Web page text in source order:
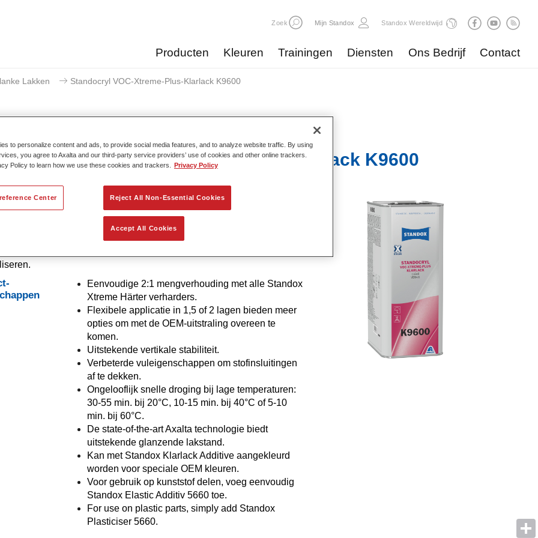
Zoek Mijn Standox Standox Wereldwijd
Producten Kleuren Trainingen Diensten Ons Bedrijf Contact
Lakken Standocryl VOC-Xtreme-Plus-Klarlack K9600
Standocryl VOC-Xtreme-Plus-Klarlack K9600
flexibele applicatie in 1,5 of 2 lagen en de uitstekende vertikale
is Standocryl VOC-Xtreme-Plus Klarlack K9600 eenvoudig aan te
De verbeterde droogeigenschappen bieden schadeherstelbedrijven
Eenvoudige 2:1 mengverhouding met alle Standox
Xtreme Härter verharders.
Flexibele applicatie in 1,5 of 2 lagen bieden meer
opties om met de OEM-uitstraling overeen te
komen.
Uitstekende vertikale stabiliteit.
Verbeterde vuleigenschappen om stofinsluitingen
af te dekken.
Ongelooflijk snelle droging bij lage temperaturen:
30-55 min. bij 20°C, 10-15 min. bij 40°C of 5-10
min. bij 60°C.
De state-of-the-art Axalta technologie biedt
uitstekende glanzende lakstand.
Kan met Standox Klarlack Additive aangekleurd
worden voor speciale OEM kleuren.
Voor gebruik op kunststof delen, voeg eenvoudig
Standox Elastic Additiv 5660 toe.
For use on plastic parts, simply add Standox
Plasticiser 5660.
to personalize content and ads, to provide social media features, and to analyze website traffic. By using
you agree to Axalta and our third-party service providers’ use of cookies and other online trackers.
Policy to learn how we use these cookies and trackers.
Privacy Policy
Reject All Non-Essential Cookies
Accept All Cookies
Center